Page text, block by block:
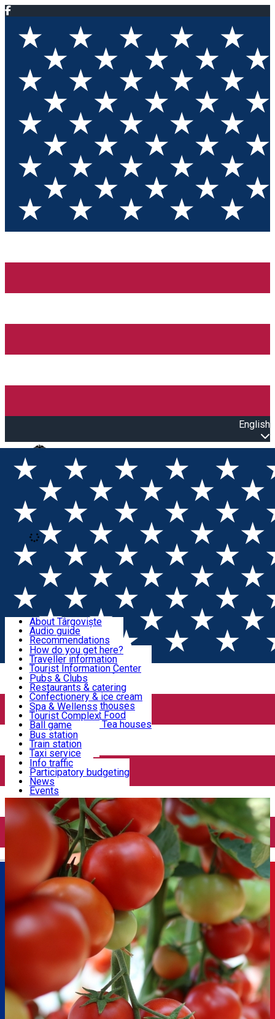
English
Open main menu
Loading
Sign In
Sign Up Free
Discover Târgoviște
Useful information!
Accommodation & Food
Activities
Transportation & Parking
We keep you informed!
About Târgoviște
Audio guide
Recommendations
Parks & Zoo
Church & monasteries
Art & culture
Event organizers
Legends and stories
Târgoviște in pictures
How do you get here?
Traveller information
Tourist Information Center
Useful information for locals
Community
Pubs & Clubs
Restaurants & catering
Confectionery & ice cream
Hotels and guesthouses
Pizzerias & Fast Food
Coffee places & Tea houses
Spa & Wellenss
Tourist Complex
Ball game
Swimming
Sport clubs
Playgrounds
Bus station
Train station
Taxi service
Rent a car
Car wash
Parking places
Info traffic
Participatory budgeting
News
Events
Home Târgoviște City Hall News
pentru susținerea de producției de tomate în spații protejate